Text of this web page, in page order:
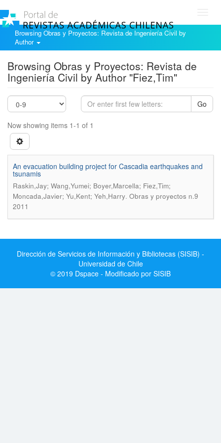
Browsing Obras y Proyectos: Revista de Ingeniería Civil by
Author
Browsing Obras y Proyectos: Revista de
Ingeniería Civil by Author "Fiez,Tim"
Go
Now showing items 1-1 of 1
An evacuation building project for Cascadia earthquakes and
tsunamis
Raskin,Jay; Wang,Yumei; Boyer,Marcella; Fiez,Tim;
Moncada,Javier; Yu,Kent; Yeh,Harry. Obras y proyectos n.9
2011
Dirección de Servicios de Información y Bibliotecas (SISIB) -
Universidad de Chile
© 2019 Dspace - Modificado por SISIB